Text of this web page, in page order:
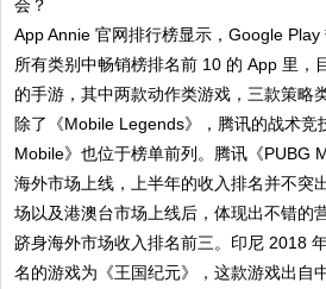
App Annie 官网排行榜显示，Google
所有类别中畅销榜排名前 10 的 App 里，
的手游，其中两款动作类游戏，三款策略
除了《Mobile Legends》，腾讯的战术竞
Mobile》也位于榜单前列。腾讯《PUBG
海外市场上线，上半年的收入排名并不突
场以及港澳台市场上线后，体现出不错的
跻身海外市场收入排名前三。印尼 2018
名的游戏为《王国纪元》，这款游戏出自